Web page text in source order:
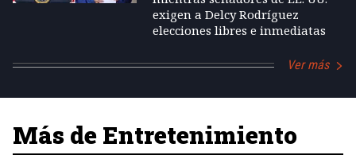
exigen a Delcy Rodríguez
elecciones libres e inmediatas
Ver más
Más de Entretenimiento